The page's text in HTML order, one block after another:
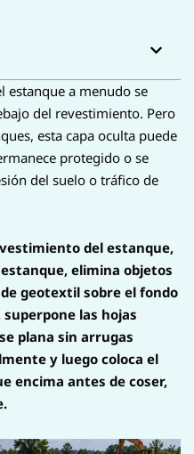
estanque a menudo se
del revestimiento. Pero
esta capa oculta puede
protegido o se
del suelo o tráfico de
del estanque,
elimina objetos
geotextil sobre el fondo
las hojas
plana sin arrugas
y luego coloca el
encima antes de coser,
p
p